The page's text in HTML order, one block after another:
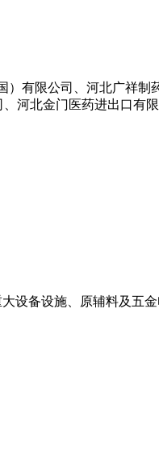
）有限公司、河北广祥
河北金门医药进出口有
设备设施、原辅料及五